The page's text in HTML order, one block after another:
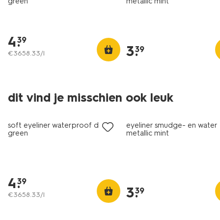
4.
39
€3658.33/l 3.
39
dit vind je misschien ook leuk
vegan
soft eyeliner waterproof dark
green
4.
39
€3658.33/l
vegan
eyeliner smudge- en
metallic mint
3.
39